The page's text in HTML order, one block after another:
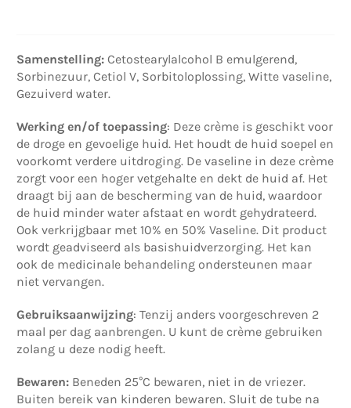
Samenstelling: Cetostearylalcohol B emulgerend,
Sorbinezuur, Cetiol V, Sorbitoloplossing, Witte vaseline,
Gezuiverd water.
Werking en/of toepassing: Deze crème is geschikt voor
de droge en gevoelige huid. Het houdt de huid soepel en
voorkomt verdere uitdroging. De vaseline in deze crème
zorgt voor een hoger vetgehalte en dekt de huid af. Het
draagt bij aan de bescherming van de huid, waardoor
de huid minder water afstaat en wordt gehydrateerd.
Ook verkrijgbaar met 10% en 50% Vaseline. Dit product
wordt geadviseerd als basishuidverzorging. Het kan
ook de medicinale behandeling ondersteunen maar
niet vervangen.
Gebruiksaanwijzing: Tenzij anders voorgeschreven 2
maal per dag aanbrengen. U kunt de crème gebruiken
zolang u deze nodig heeft.
Bewaren: Beneden 25°C bewaren, niet in de vriezer.
Buiten bereik van kinderen bewaren. Sluit de tube na